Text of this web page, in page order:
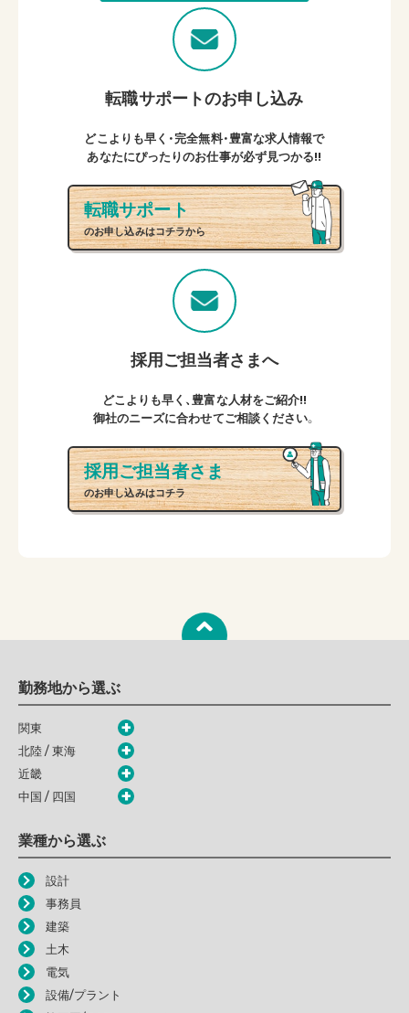
転職サポートのお申し込み
どこよりも早く・完全無料・豊富な求人情報で
あなたにぴったりのお仕事が必ず見つかる!!
転職サポート
のお申し込みはコチラから
採用ご担当者さまへ
どこよりも早く、豊富な人材をご紹介!!
御社のニーズに合わせてご相談ください。
採用ご担当者さま
のお申し込みはコチラ
勤務地から選ぶ
関東
北陸 / 東海
近畿
中国 / 四国
業種から選ぶ
設計
事務員
建築
土木
電気
設備/プラント